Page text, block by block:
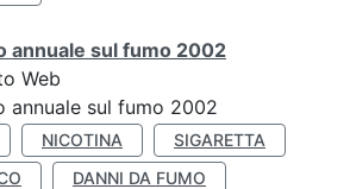
annuale sul fumo 2002
Web
annuale sul fumo 2002
NICOTINA
SIGARETTA
DANNI DA FUMO